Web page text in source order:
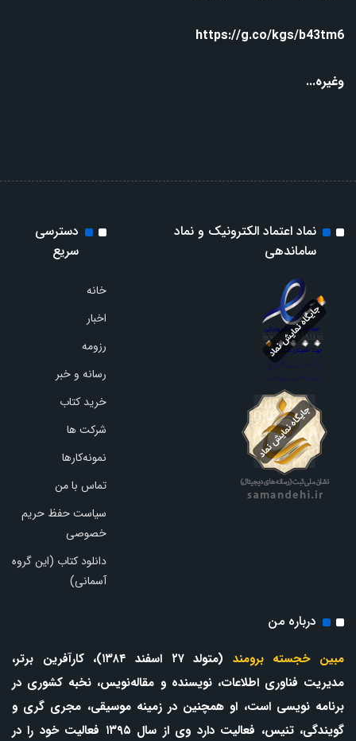
https://g.co/kgs/b43tm6
وغیره...
نماد اعتماد الکترونیک و نماد
ساماندهی
دسترسی
سریع
خانه
اخبار
رزومه
رسانه و خبر
خرید کتاب
شرکت ها
نمونه‌کارها
تماس با من
سیاست حفظ حریم
خصوصی
دانلود کتاب (این گروه
آسمانی)
درباره من
مبین خجسته برومند
(متولد ۲۷ اسفند ۱۳۸۴)، کارآفرین برتر،
مدیریت فناوری اطلاعات، نویسنده و مقاله‌نویس، نخبه کشوری در
برنامه نویسی است، او همچنین در زمینه موسیقی، مجری گری و
گویندگی، تنیس، فعالیت دارد وی از سال ۱۳۹۵ فعالیت خود را در